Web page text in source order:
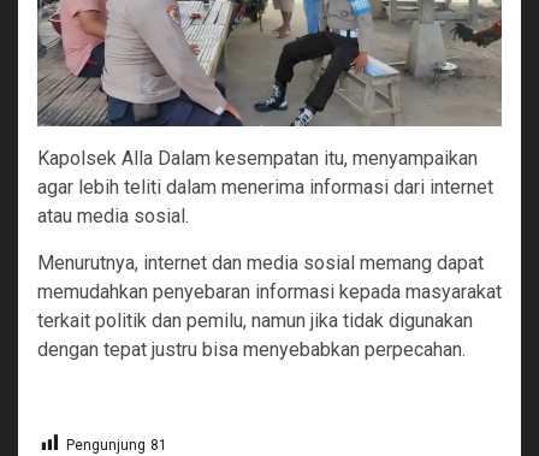
Kapolsek Alla Dalam kesempatan itu, menyampaikan
agar lebih teliti dalam menerima informasi dari internet
atau media sosial.
Menurutnya, internet dan media sosial memang dapat
memudahkan penyebaran informasi kepada masyarakat
terkait politik dan pemilu, namun jika tidak digunakan
dengan tepat justru bisa menyebabkan perpecahan.
Pengunjung 81